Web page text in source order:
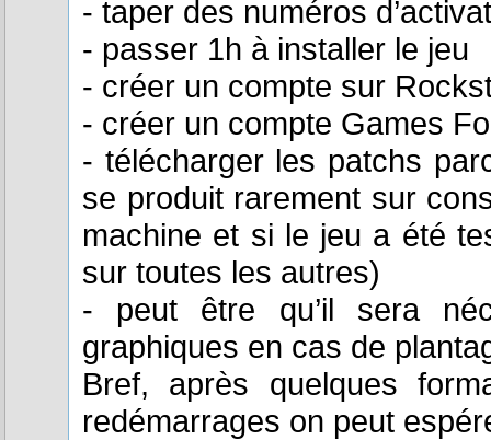
- taper des numéros
- passer 1h à installer le jeu
- créer un compte sur
- créer un compte Games
- télécharger les patchs
se produit rarement sur
machine et si le jeu a été
sur toutes les autres)
- peut être qu’il sera
graphiques en cas de
Bref, après quelques
redémarrages on peut